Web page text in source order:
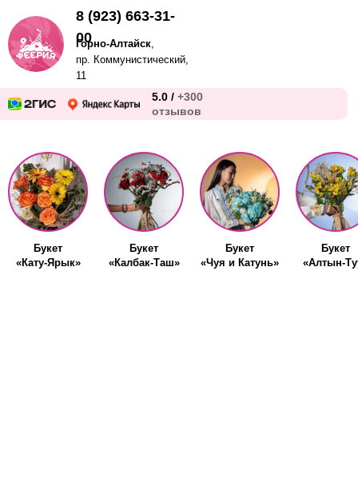
5.0 / +300
отзывов
Горно-Алтайск,
пр. Коммунистический,
11
8 (923) 663-31-
00
Букет
«Кату-Ярык»
Букет
«Калбак-Таш»
Букет
«Чуя и Катунь»
Букет
«Алтын-